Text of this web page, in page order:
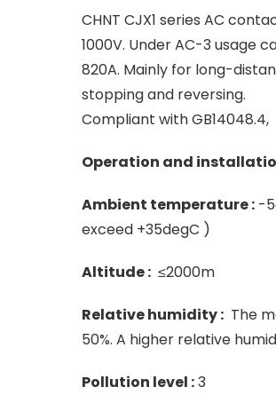
CHNT CJX1 series AC
1000V. Under AC-3 usage
820A. Mainly for long-
stopping and reversing.
Compliant with GB14048.4,
Operation and
Ambient temperature : -
exceed +35degC )
Altitude : ≤2000m
Relative humidity : The
50%. A higher relative
Pollution level :3